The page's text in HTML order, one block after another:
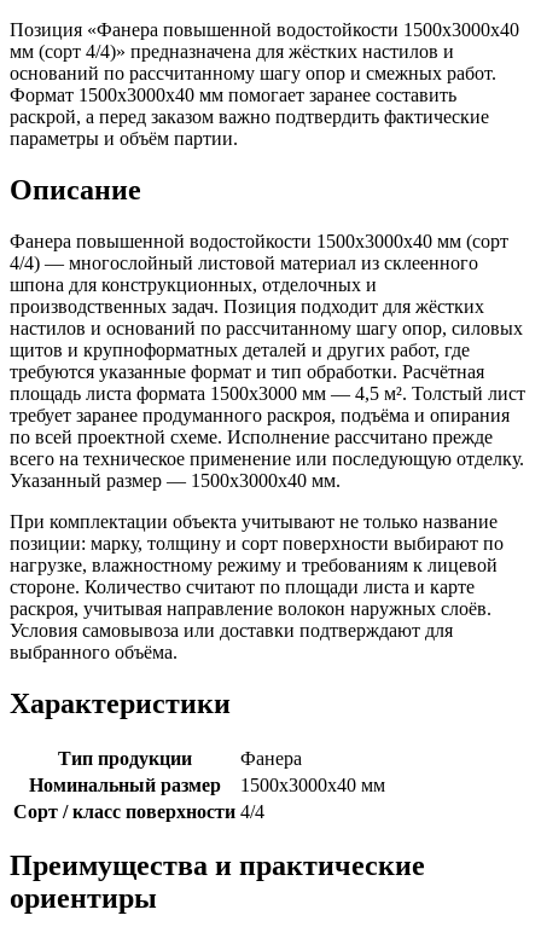
Позиция «Фанера повышенной водостойкости 1500х3000х40
мм (сорт 4/4)» предназначена для жёстких настилов и
оснований по рассчитанному шагу опор и смежных работ.
Формат 1500х3000х40 мм помогает заранее составить
раскрой, а перед заказом важно подтвердить фактические
параметры и объём партии.
Описание
Фанера повышенной водостойкости 1500х3000х40 мм (сорт
4/4) — многослойный листовой материал из склеенного
шпона для конструкционных, отделочных и
производственных задач. Позиция подходит для жёстких
настилов и оснований по рассчитанному шагу опор, силовых
щитов и крупноформатных деталей и других работ, где
требуются указанные формат и тип обработки. Расчётная
площадь листа формата 1500х3000 мм — 4,5 м². Толстый лист
требует заранее продуманного раскроя, подъёма и опирания
по всей проектной схеме. Исполнение рассчитано прежде
всего на техническое применение или последующую отделку.
Указанный размер — 1500х3000х40 мм.
При комплектации объекта учитывают не только название
позиции: марку, толщину и сорт поверхности выбирают по
нагрузке, влажностному режиму и требованиям к лицевой
стороне. Количество считают по площади листа и карте
раскроя, учитывая направление волокон наружных слоёв.
Условия самовывоза или доставки подтверждают для
выбранного объёма.
Характеристики
Тип продукции
Фанера
Номинальный размер
1500х3000х40 мм
Сорт / класс поверхности 4/4
Преимущества и практические
ориентиры